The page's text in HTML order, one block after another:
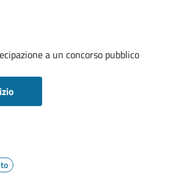
a un concorso pubblico